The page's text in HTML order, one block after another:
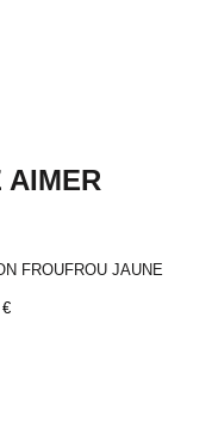
AIMER
FROUFROU JAUNE
€